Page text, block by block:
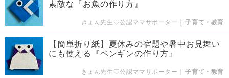
素敵な『お魚の作り方』
きょん先生♡公認ママサポーター |子育て・教育
【簡単折り紙】夏休みの宿題や暑中お見舞い
にも使える『ペンギンの作り方』
きょん先生♡公認ママサポーター |子育て・教育